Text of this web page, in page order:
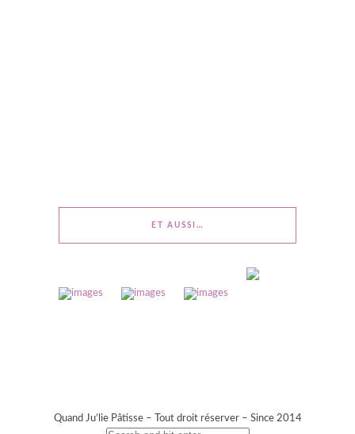
ET AUSSI…
Quand Ju’lie Pâtisse – Tout droit réserver – Since 2014